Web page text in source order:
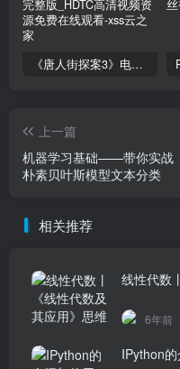
《唐人街探案3》电影完整版_HDTC高清视频资源免费在线观看
上一篇
机器学习基础——带你实战
朴素贝叶斯模型文本分类
相关推荐
线性代数
6年前
IPython